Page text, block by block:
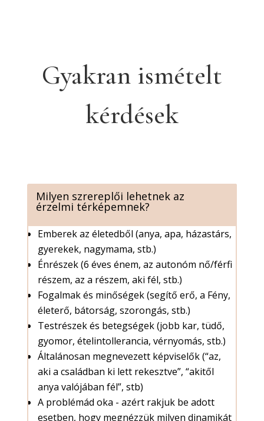
Gyakran ismételt
kérdések
Milyen szrereplői lehetnek az
érzelmi térképemnek?
Emberek az életedből (anya, apa, házastárs,
gyerekek, nagymama, stb.)
Énrészek (6 éves énem, az autonóm nő/férfi
részem, az a részem, aki fél, stb.)
Fogalmak és minőségek (segítő erő, a Fény,
életerő, bátorság, szorongás, stb.)
Testrészek és betegségek (jobb kar, tüdő,
gyomor, ételintollerancia, vérnyomás, stb.)
Általánosan megnevezett képviselők (“az,
aki a családban ki lett rekesztve”, “akitől
anya valójában fél”, stb)
A problémád oka - azért rakjuk be adott
esetben, hogy megnézzük milyen dinamikát